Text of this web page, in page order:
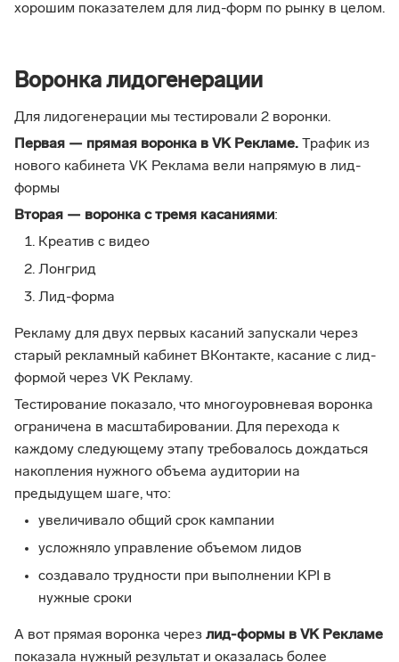
хорошим показателем для лид-форм по рынку в целом.
Воронка лидогенерации
Для лидогенерации мы тестировали 2 воронки.
Первая — прямая воронка в VK Рекламе. Трафик из
нового кабинета VK Реклама вели напрямую в лид-
формы
Вторая — воронка с тремя касаниями:
Креатив с видео
Лонгрид
Лид-форма
Рекламу для двух первых касаний запускали через
старый рекламный кабинет ВКонтакте, касание с лид-
формой через VK Рекламу.
Тестирование показало, что многоуровневая воронка
ограничена в масштабировании. Для перехода к
каждому следующему этапу требовалось дождаться
накопления нужного объема аудитории на
предыдущем шаге, что:
увеличивало общий срок кампании
усложняло управление объемом лидов
создавало трудности при выполнении KPI в
нужные сроки
А вот прямая воронка через лид-формы в VK Рекламе
показала нужный результат и оказалась более